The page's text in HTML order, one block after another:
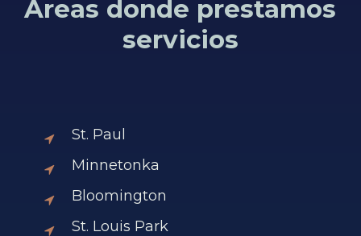
proporcionará una representación eficaz en
ofrece un equipo de abogados preparados
con un excelente historial de casos
Áreas donde prestamos
servicios
St. Paul
Minnetonka
Bloomington
St. Louis Park